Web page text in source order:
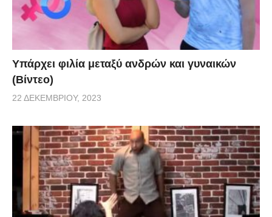
Υπάρχει φιλία μεταξύ ανδρών και γυναικών
(Βίντεο)
22 ΔΕΚΕΜΒΡΊΟΥ, 2023